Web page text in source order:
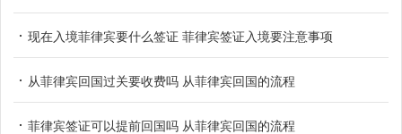
现在入境菲律宾要什么签证 菲律宾签证入境要注意事项
从菲律宾回国过关要收费吗 从菲律宾回国的流程
菲律宾签证可以提前回国吗 从菲律宾回国的流程